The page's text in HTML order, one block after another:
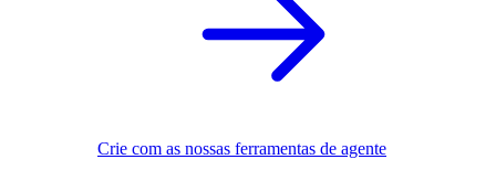
Crie com as nossas ferramentas de agente